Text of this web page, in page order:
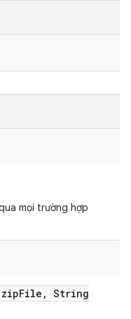
mọi trường hợp
File , String